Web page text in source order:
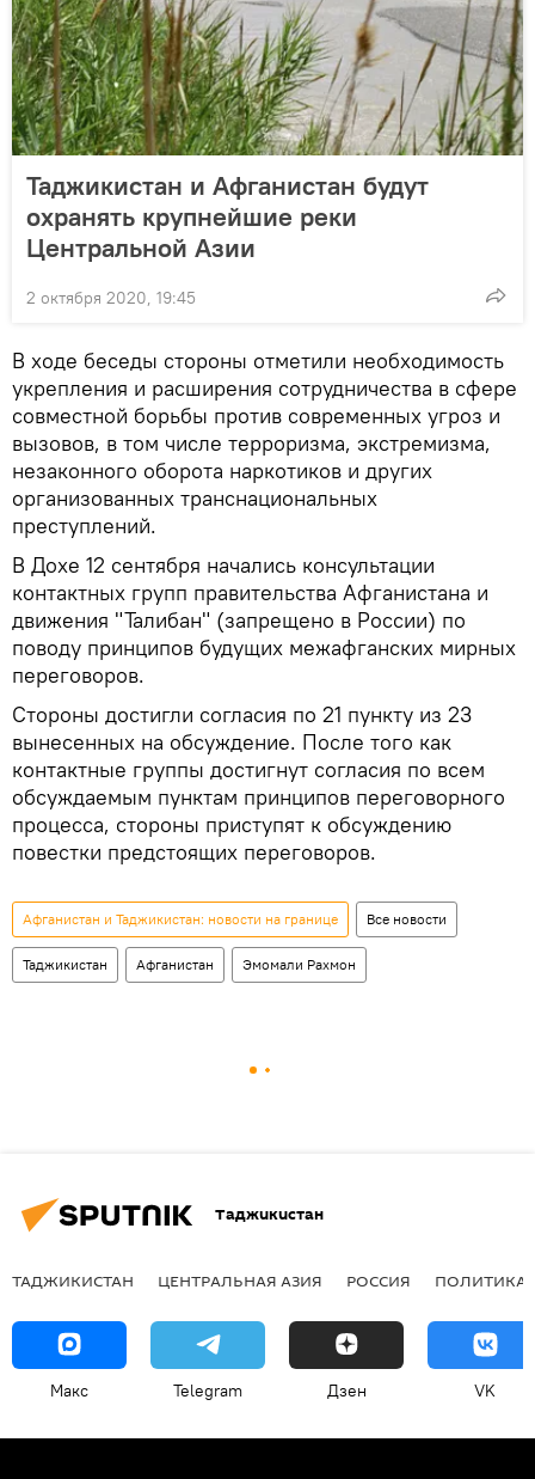
Таджикистан и Афганистан будут
охранять крупнейшие реки
Центральной Азии
2 октября 2020, 19:45
В ходе беседы стороны отметили необходимость
укрепления и расширения сотрудничества в сфере
совместной борьбы против современных угроз и
вызовов, в том числе терроризма, экстремизма,
незаконного оборота наркотиков и других
организованных транснациональных
преступлений.
В Дохе 12 сентября начались консультации
контактных групп правительства Афганистана и
движения "Талибан" (запрещено в России) по
поводу принципов будущих межафганских мирных
переговоров.
Стороны достигли согласия по 21 пункту из 23
вынесенных на обсуждение. После того как
контактные группы достигнут согласия по всем
обсуждаемым пунктам принципов переговорного
процесса, стороны приступят к обсуждению
повестки предстоящих переговоров.
Афганистан и Таджикистан: новости на границе Все новости
Таджикистан Афганистан Эмомали Рахмон
Таджикистан
ТАДЖИКИСТАН ЦЕНТРАЛЬНАЯ АЗИЯ РОССИЯ ПОЛИТИКА
Макс Telegram Дзен VK